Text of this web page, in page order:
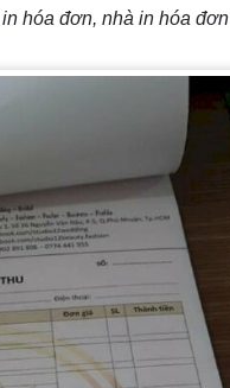
hóa đơn, nhà in hóa đơn